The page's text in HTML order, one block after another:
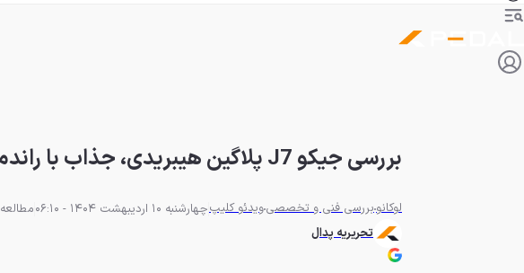
بررسی جیکو J7 پلاگین هیبریدی، جذاب با راندمانی عالی
لوکانوبررسی فنی و تخصصیویدئو کلیپچهارشنبه 10 اردیبهشت 1404 - 06:10
مطالعه 13 دقیقه
تحریریه پدال